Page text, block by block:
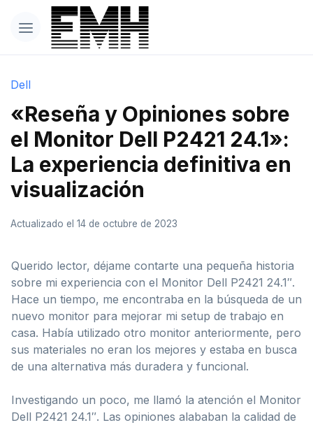
Dell
«Reseña y Opiniones sobre
el Monitor Dell P2421 24.1»:
La experiencia definitiva en
visualización
Actualizado el 14 de octubre de 2023
Querido lector, déjame contarte una pequeña historia
sobre mi experiencia con el Monitor Dell P2421 24.1″.
Hace un tiempo, me encontraba en la búsqueda de un
nuevo monitor para mejorar mi setup de trabajo en
casa. Había utilizado otro monitor anteriormente, pero
sus materiales no eran los mejores y estaba en busca
de una alternativa más duradera y funcional.
Investigando un poco, me llamó la atención el Monitor
Dell P2421 24.1″. Las opiniones alababan la calidad de